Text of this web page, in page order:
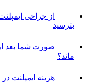
از جراحی ایمپلنت
صورت شما بعد از
هزینه ایمپلنت در